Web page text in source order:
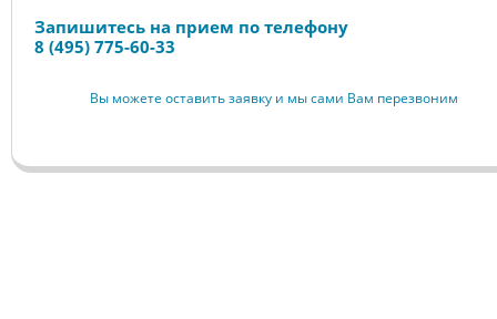
Запишитесь на прием по телефону
8 (495) 775-60-33
Вы можете оставить заявку и мы сами Вам перезвоним